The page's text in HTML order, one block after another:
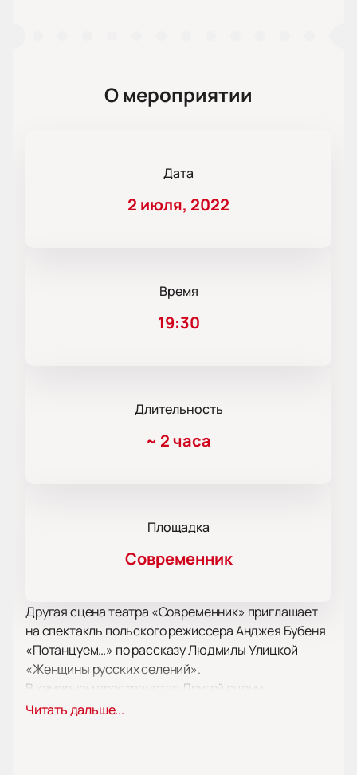
О мероприятии
Дата
2 июля, 2022
Время
19:30
Длительность
~ 2 часа
Площадка
Современник
Другая сцена театра «Современник» приглашает
на спектакль польского режиссера Анджея Бубеня
«Потанцуем…» по рассказу Людмилы Улицкой
«Женщины русских селений».
В камерном пространстве Другой сцены
разворачивается грустная и смешная история
Читать дальше...